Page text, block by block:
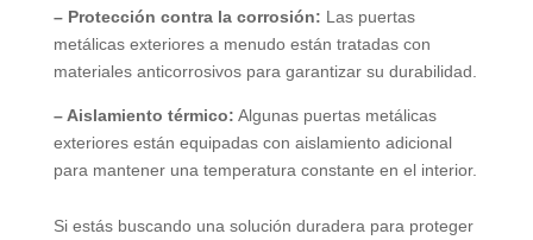
– Protección contra la corrosión: Las puertas
metálicas exteriores a menudo están tratadas con
materiales anticorrosivos para garantizar su durabilidad.
– Aislamiento térmico: Algunas puertas metálicas
exteriores están equipadas con aislamiento adicional
para mantener una temperatura constante en el interior.
Si estás buscando una solución duradera para proteger